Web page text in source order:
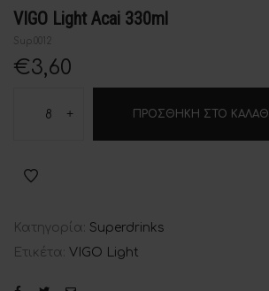
VIGO Light Acai 330ml
Sup.0012
€3,60
+ ΠΡΟΣΘΉΚΗ ΣΤΟ ΚΑΛΆΘΙ
Κατηγορία: Superdrinks
Ετικέτα: VIGO Light